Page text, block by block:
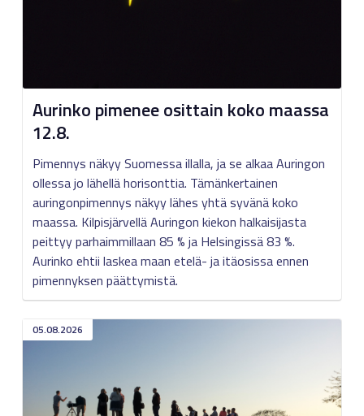
Aurinko pimenee osittain koko maassa
12.8.
Pimennys näkyy Suomessa illalla, ja se alkaa Auringon
ollessa jo lähellä horisonttia. Tämänkertainen
auringonpimennys näkyy lähes yhtä syvänä koko
maassa. Kilpisjärvellä Auringon kiekon halkaisijasta
peittyy parhaimmillaan 85 % ja Helsingissä 83 %.
Aurinko ehtii laskea maan etelä- ja itäosissa ennen
pimennyksen päättymistä.
05.08.2026